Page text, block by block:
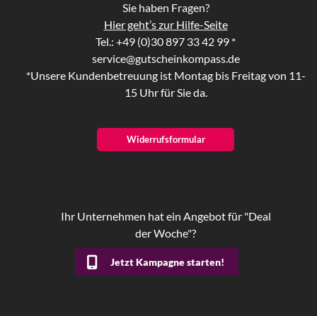
Sie haben Fragen?
Hier geht’s zur Hilfe-Seite
Tel.: +49 (0)30 897 33 42 99 *
service@gutscheinkompass.de
*Unsere Kundenbetreuung ist Montag bis Freitag von 11-
15 Uhr für Sie da.
Widerrufsformular
Ihr Unternehmen hat ein Angebot für "Deal
der Woche"?
Jetzt Kampagne starten!